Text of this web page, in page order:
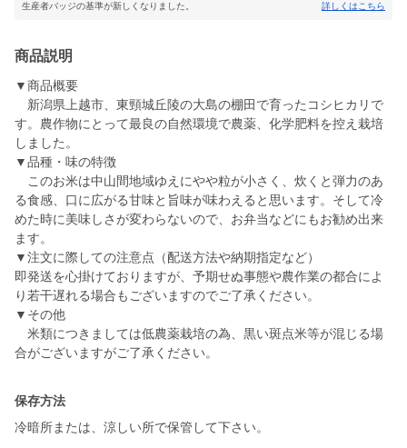
生産者バッジの基準が新しくなりました。 詳しくはこちら
商品説明
▼商品概要
新潟県上越市、東頸城丘陵の大島の棚田で育ったコシヒカリで
す。農作物にとって最良の自然環境で農薬、化学肥料を控え栽培
しました。
▼品種・味の特徴
このお米は中山間地域ゆえにやや粒が小さく、炊くと弾力のあ
る食感、口に広がる甘味と旨味が味わえると思います。そして冷
めた時に美味しさが変わらないので、お弁当などにもお勧め出来
ます。
▼注文に際しての注意点（配送方法や納期指定など）
即発送を心掛けておりますが、予期せぬ事態や農作業の都合によ
り若干遅れる場合もございますのでご了承ください。
▼その他
米類につきましては低農薬栽培の為、黒い斑点米等が混じる場
合がございますがご了承ください。
保存方法
冷暗所または、涼しい所で保管して下さい。